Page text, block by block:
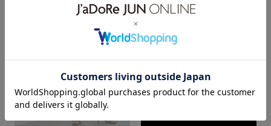
【美easy】リネンライク
クスパンツ
サイズ: S
カラー: イエロー系
¥4,939